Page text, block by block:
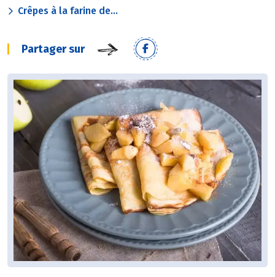
Crêpes à la farine de...
Partager sur